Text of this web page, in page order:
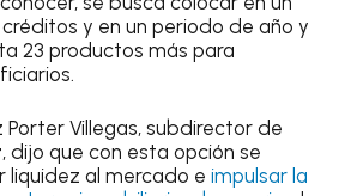
y en un periodo de año y
23 productos más para
Porter Villegas, subdirector de
, dijo que con esta opción se
liquidez al mercado eimpulsar la